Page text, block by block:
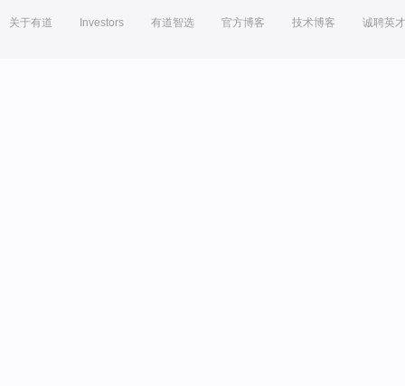
关于有道 Investors 有道智选 官方博客 技术博客 诚聘英才